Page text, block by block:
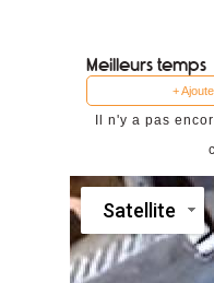
Meilleurs temps
+
Il n'y a pas
Satellite